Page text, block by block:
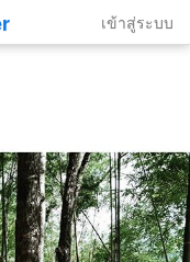
เข้าสู่ระบบ